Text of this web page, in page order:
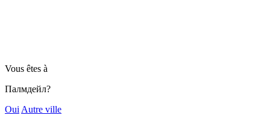
Vous êtes à
Палмдейл?
Oui Autre ville